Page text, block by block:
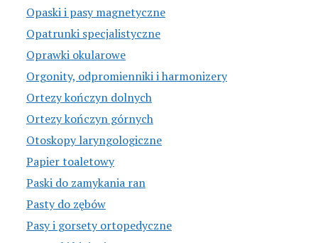
Opaski i pasy magnetyczne
Opatrunki specjalistyczne
Oprawki okularowe
Orgonity, odpromienniki i harmonizery
Ortezy kończyn dolnych
Ortezy kończyn górnych
Otoskopy laryngologiczne
Papier toaletowy
Paski do zamykania ran
Pasty do zębów
Pasy i gorsety ortopedyczne